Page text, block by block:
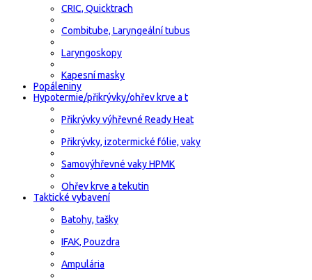
CRIC, Quicktrach
Combitube, Laryngeální tubus
Laryngoskopy
Kapesní masky
Popáleniny
Hypotermie/přikrývky/ohřev krve a t
Přikrývky výhřevné Ready Heat
Přikrývky, izotermické fólie, vaky
Samovýhřevné vaky HPMK
Ohřev krve a tekutin
Taktické vybavení
Batohy, tašky
IFAK, Pouzdra
Ampulária